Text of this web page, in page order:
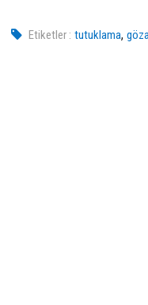
Etiketler : tutuklama,